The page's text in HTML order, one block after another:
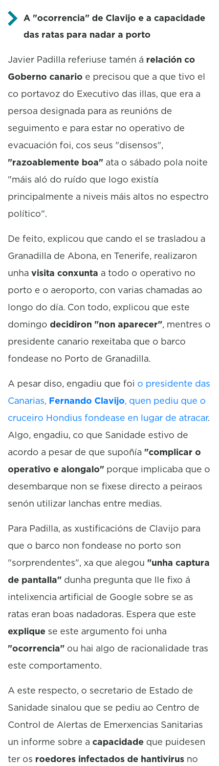
A "ocorrencia" de Clavijo e a capacidade
das ratas para nadar a porto
Javier Padilla referiuse tamén á relación co
Goberno canario e precisou que a que tivo el
co portavoz do Executivo das illas, que era a
persoa designada para as reunións de
seguimento e para estar no operativo de
evacuación foi, cos seus "disensos",
"razoablemente boa" ata o sábado pola noite
"máis aló do ruído que logo existía
principalmente a niveis máis altos no espectro
político".
De feito, explicou que cando el se trasladou a
Granadilla de Abona, en Tenerife, realizaron
unha visita conxunta a todo o operativo no
porto e o aeroporto, con varias chamadas ao
longo do día. Con todo, explicou que este
domingo decidiron "non aparecer", mentres o
presidente canario rexeitaba que o barco
fondease no Porto de Granadilla.
A pesar diso, engadiu que foi o presidente das
Canarias, Fernando Clavijo, quen pediu que o
cruceiro Hondius fondease en lugar de atracar.
Algo, engadiu, co que Sanidade estivo de
acordo a pesar de que supoñía "complicar o
operativo e alongalo" porque implicaba que o
desembarque non se fixese directo a peiraos
senón utilizar lanchas entre medias.
Para Padilla, as xustificacións de Clavijo para
que o barco non fondease no porto son
"sorprendentes", xa que alegou "unha captura
de pantalla" dunha pregunta que lle fixo á
intelixencia artificial de Google sobre se as
ratas eran boas nadadoras. Espera que este
explique se este argumento foi unha
"ocorrencia" ou hai algo de racionalidade tras
este comportamento.
A este respecto, o secretario de Estado de
Sanidade sinalou que se pediu ao Centro de
Control de Alertas de Emerxencias Sanitarias
un informe sobre a capacidade que puidesen
ter os roedores infectados de hantivirus no